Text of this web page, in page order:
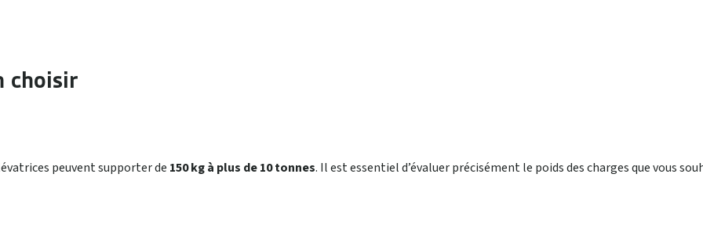
choisir
peuvent supporter de 150 kg à plus de 10 tonnes. Il est essentiel d’évaluer précisément le poids des charges que vous